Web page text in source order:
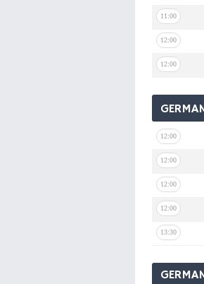
11:00
12:00
12:00
12:00
12:00
12:00
12:00
13:30